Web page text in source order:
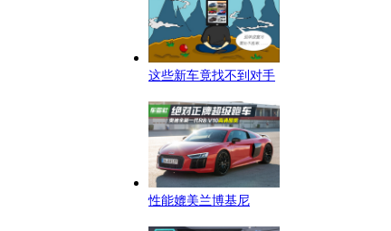
这些新车竟找不到对手
性能媲美兰博基尼